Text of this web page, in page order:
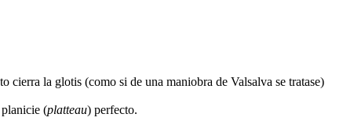
cierra la glotis (como si de una maniobra de Valsalva se tratase)
planicie (platteau) perfecto.